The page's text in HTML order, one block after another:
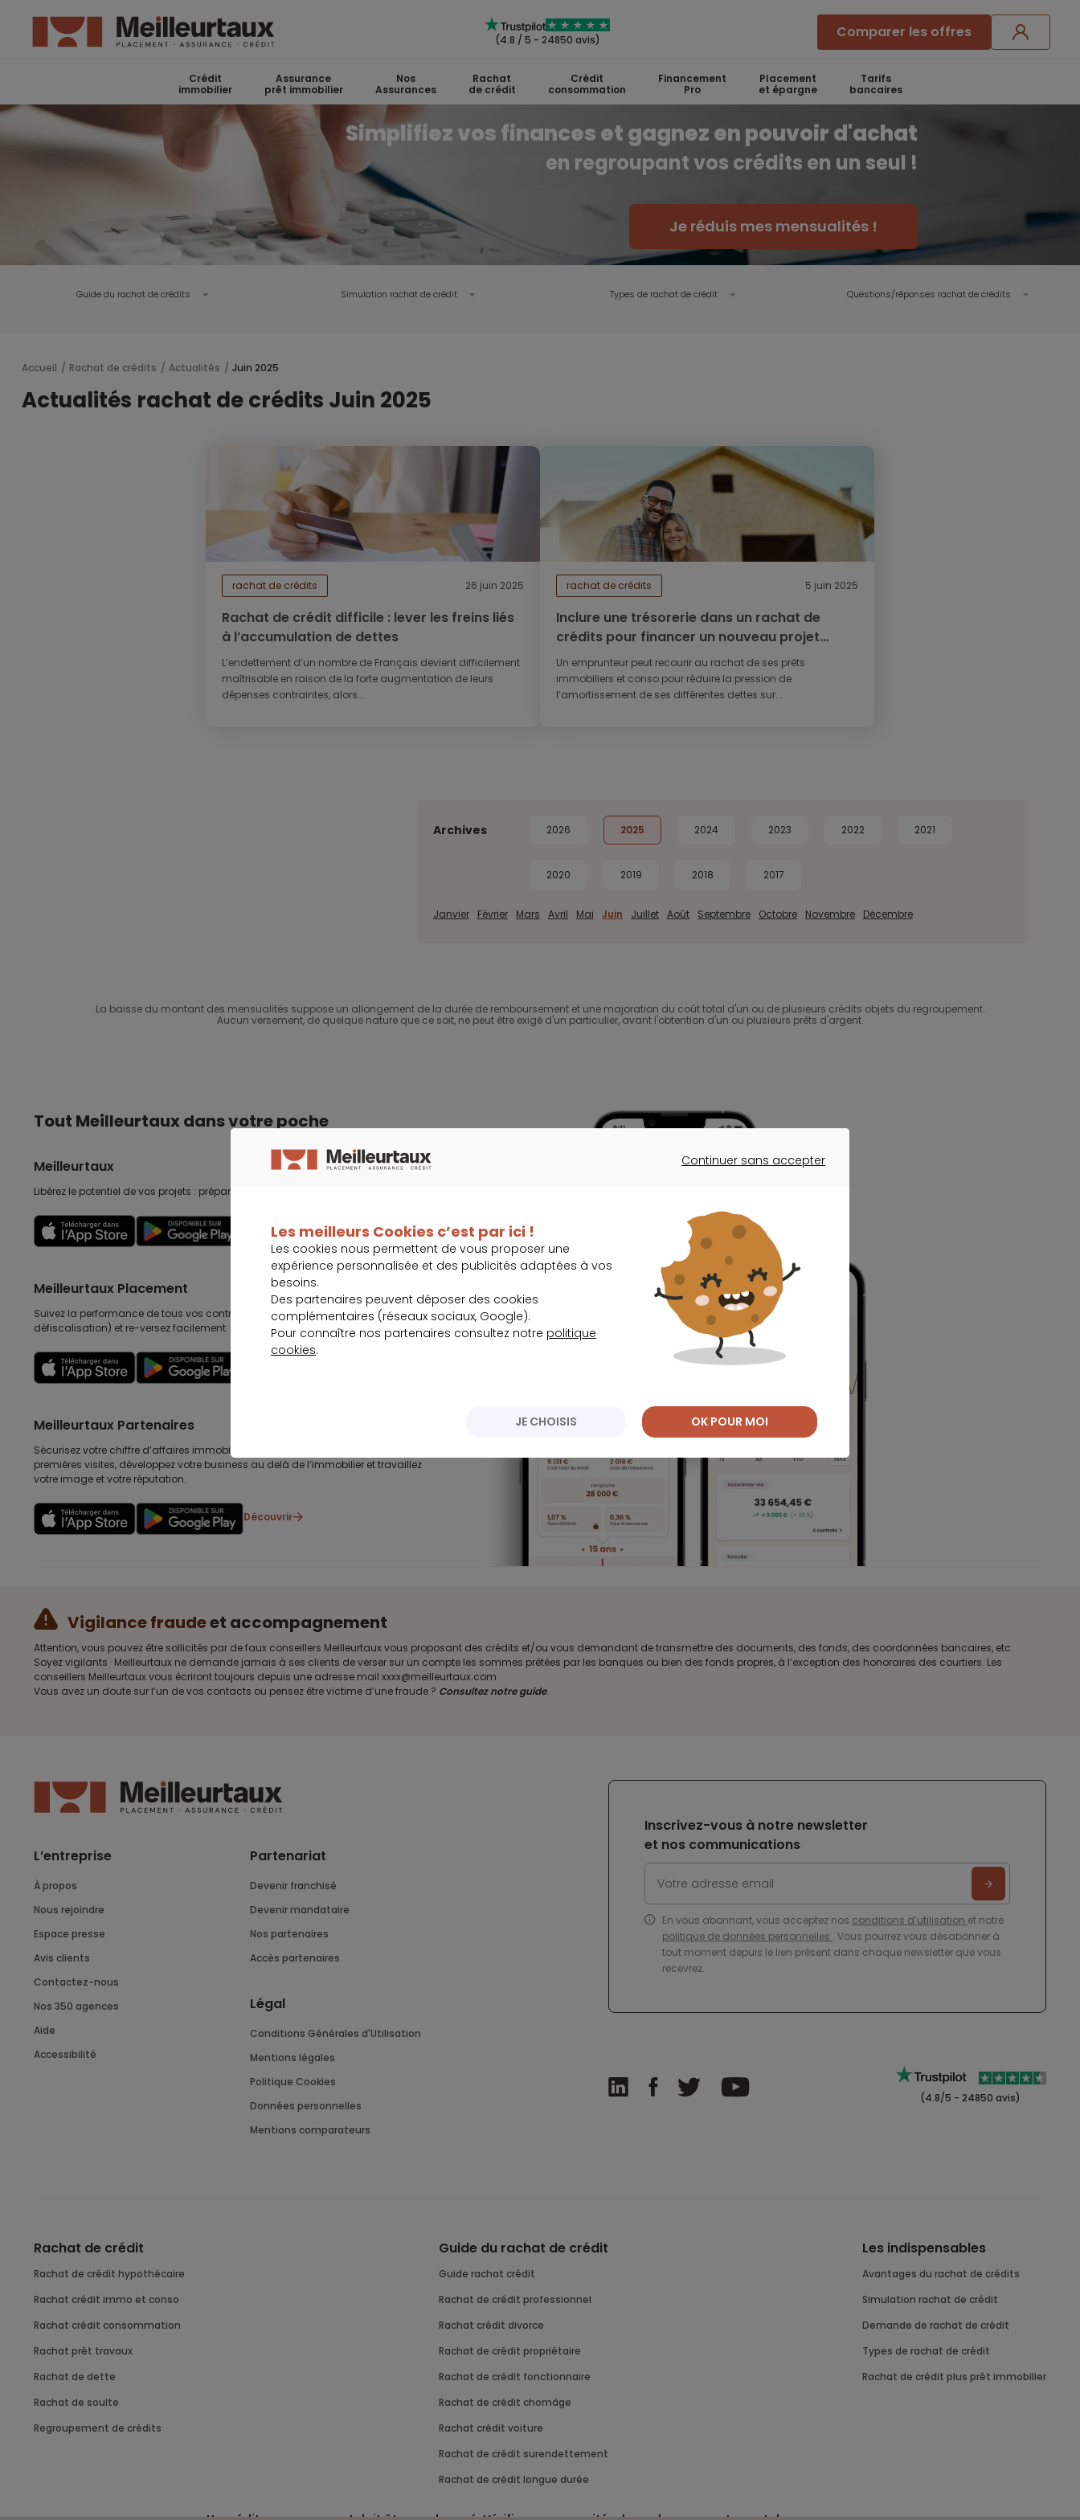
(4.8 / 5 - 24850 avis) Comparer les offres
Crédit
immobilier
Assurance
prêt immobilier
Nos
Assurances
Rachat
de crédit
Crédit
consommation
Financement
Pro
Placement
et épargne
Tarifs
bancaires
Simplifiez vos finances et gagnez en pouvoir d'achat
en regroupant vos crédits en un seul !
Je réduis mes mensualités !
Guide du rachat de crédits Simulation rachat de crédit Types de rachat de crédit Questions/réponses rachat de crédits
Accueil Rachat de crédits Actualités Juin 2025
Actualités rachat de crédits Juin 2025
rachat de crédits 26 juin 2025
Rachat de crédit difficile : lever les freins liés
à l’accumulation de dettes
L’endettement d’un nombre de Français devient difficilement
maîtrisable en raison de la forte augmentation de leurs
dépenses contraintes, alors...
rachat de crédits 5 juin 2025
Inclure une trésorerie dans un rachat de
crédits pour financer un nouveau projet
immobilier
Un emprunteur peut recourir au rachat de ses prêts
immobiliers et conso pour réduire la pression de
l’amortissement de ses différentes dettes sur...
Archives 2026 2025 2024 2023 2022 2021
2020 2019 2018 2017
Janvier Février Mars Avril Mai Juin Juillet Août Septembre Octobre Novembre Décembre
La baisse du montant des mensualités suppose un allongement de la durée de remboursement et une majoration du coût total d'un ou de plusieurs crédits objets du regroupement.
Aucun versement, de quelque nature que ce soit, ne peut être exigé d'un particulier, avant l'obtention d'un ou plusieurs prêts d'argent.
Tout Meilleurtaux dans votre poche
Meilleurtaux
Libérez le potentiel de vos projets : préparez-les, suivez-les, accomplissez-les.
Découvrir
Meilleurtaux Placement
Suivez la performance de tous vos contrats (assurance vie, retraite, immobilier,
défiscalisation) et re-versez facilement. Garantie 0 paperasse.
Meilleurtaux Partenaires
Sécurisez votre chiffre d’affaires immobilières, gagnez en efficacité lors des
premières visites, développez votre business au delà de l’immobilier et travaillez
votre image et votre réputation.
Découvrir
Vigilance fraudeet accompagnement
Attention, vous pouvez être sollicités par de faux conseillers Meilleurtaux vous proposant des crédits et/ou vous demandant de transmettre des documents, des fonds, des coordonnées bancaires, etc.
Soyez vigilants · Meilleurtaux ne demande jamais à ses clients de verser sur un compte les sommes prêtées par les banques ou bien des fonds propres, à l’exception des honoraires des courtiers. Les
conseillers Meilleurtaux vous écriront toujours depuis une adresse mail xxxx@meilleurtaux.com
Vous avez un doute sur l’un de vos contacts ou pensez être victime d’une fraude ? Consultez notre guide.
L’entreprise
À propos
Nous rejoindre
Espace presse
Avis clients
Contactez-nous
Nos 350 agences
Aide
Accessibilité
Partenariat
Devenir franchisé
Devenir mandataire
Nos partenaires
Accès partenaires
Légal
Conditions Générales d'Utilisation
Mentions légales
Politique Cookies
Données personnelles
Mentions comparateurs
Inscrivez-vous à notre newsletter
et nos communications
En vous abonnant, vous acceptez nos conditions d’utilisation et notre
politique de données personnelles . Vous pourrez vous désabonner à
tout moment depuis le lien présent dans chaque newsletter que vous
recevrez.
(4.8/5 - 24850 avis)
Rachat de crédit
Rachat de crédit hypothécaire
Rachat crédit immo et conso
Rachat crédit consommation
Rachat prêt travaux
Rachat de dette
Rachat de soulte
Regroupement de crédits
Guide du rachat de crédit
Guide rachat crédit
Rachat de crédit professionnel
Rachat crédit divorce
Rachat de crédit propriétaire
Rachat de crédit fonctionnaire
Rachat de crédit chomâge
Rachat crédit voiture
Rachat de crédit surendettement
Rachat de crédit longue durée
Les indispensables
Avantages du rachat de crédits
Simulation rachat de crédit
Demande de rachat de crédit
Types de rachat de crédit
Rachat de crédit plus prêt immobilier
Continuer sans accepter
Les meilleurs Cookies c’est par ici !
Les cookies nous permettent de vous proposer une
expérience personnalisée et des publicités adaptées à vos
besoins.
Des partenaires peuvent déposer des cookies
complémentaires (réseaux sociaux, Google).
Pour connaître nos partenaires consultez notre politique
cookies.
JE CHOISIS OK POUR MOI